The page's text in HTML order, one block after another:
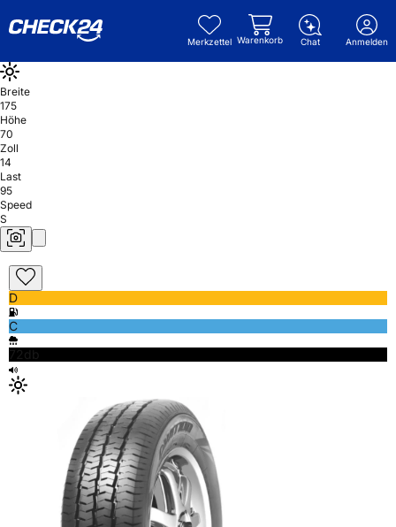
Merkzettel Warenkorb Chat Anmelden
Breite
175
Höhe
70
Zoll
14
Last
95
Speed
S
D
C
72db